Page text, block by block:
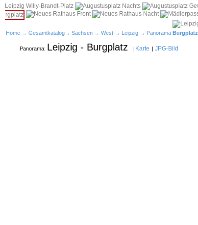
Home → Gesamtkatalog→ Sachsen → West → Leipzig → Panorama Burgplatz
Panorama: Leipzig - Burgplatz | Karte | JPG-Bild